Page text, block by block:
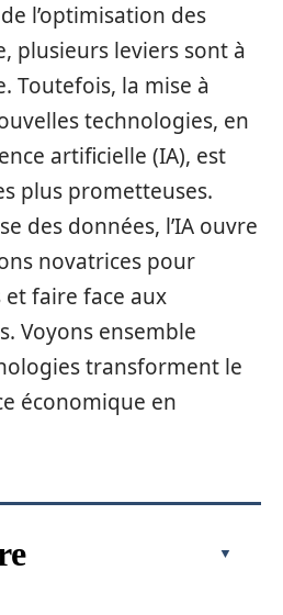
l’optimisation des
plusieurs leviers sont à
Toutefois, la mise à
technologies, en
artificielle (IA), est
plus prometteuses.
des données, l’IA ouvre
novatrices pour
faire face aux
Voyons ensemble
transforment le
économique en